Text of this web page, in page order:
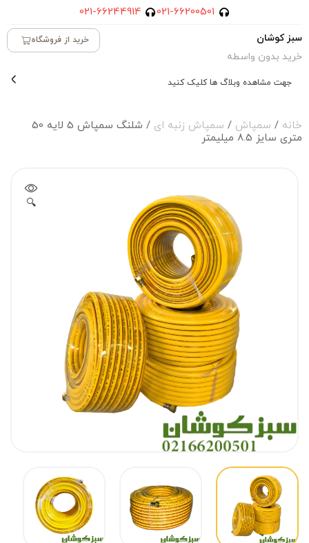
021-66200501
021-66244914
سبز کوشان خرید از فروشگاه
خرید بدون واسطه
جهت مشاهده وبلاگ ها کلیک کنید
خانه / سمپاش / سمپاش زنبه ای
/ شلنگ سمپاش 5 لایه 50
متری سایز 8.5 میلیمتر
🔍